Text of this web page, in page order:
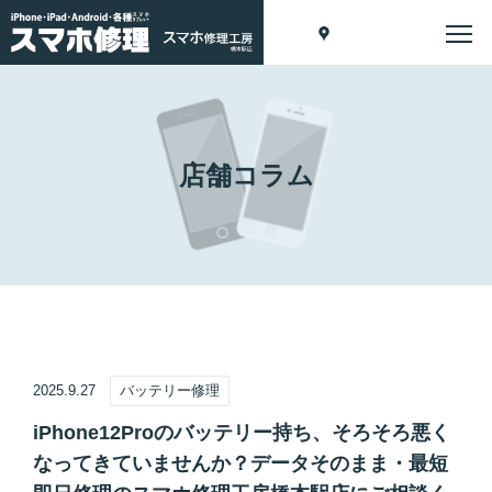
店舗コラム
2025.9.27 バッテリー修理
iPhone12Proのバッテリー持ち、そろそろ悪く
なってきていませんか？データそのまま・最短